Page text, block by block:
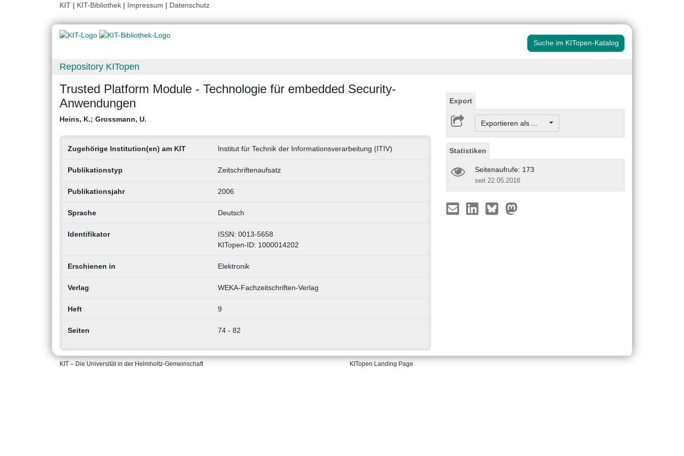
KIT | KIT-Bibliothek | Impressum | Datenschutz
Suche im KITopen-Katalog
Repository KITopen
Trusted Platform Module - Technologie für embedded Security-
Anwendungen
Heins, K.; Grossmann, U.
Zugehörige Institution(en) am KIT Institut für Technik der Informationsverarbeitung (ITIV)
Publikationstyp Zeitschriftenaufsatz
Publikationsjahr 2006
Sprache Deutsch
Identifikator
ISSN: 0013-5658
KITopen-ID: 1000014202
Erschienen in Elektronik
Verlag WEKA-Fachzeitschriften-Verlag
Heft 9
Seiten 74 - 82
Export
Exportieren als ...
Statistiken
Seitenaufrufe: 173
seit 22.05.2018
KIT – Die Universität in der Helmholtz-Gemeinschaft KITopen Landing Page